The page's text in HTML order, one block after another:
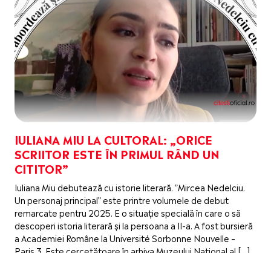
IULIANA MIU LA CULTORAL: „ORICE
SCRIITOR ESTE ÎN PRIMUL RÂND UN
CITITOR”
Iuliana Miu debutează cu istorie literară. ”Mircea Nedelciu.
Un personaj principal” este printre volumele de debut
remarcate pentru 2025. E o situație specială în care o să
descoperi istoria literară și la persoana a II-a. A fost bursieră
a Academiei Române la Université Sorbonne Nouvelle –
Paris 3. Este cercetătoare în arhiva Muzeului Național al […]